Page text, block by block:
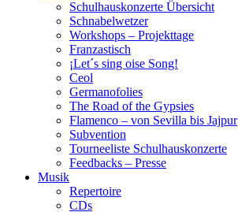
Schulhauskonzerte Übersicht
Schnabelwetzer
Workshops – Projekttage
Franzastisch
¡Let´s sing oise Song!
Ceol
Germanofolies
The Road of the Gypsies
Flamenco – von Sevilla bis Jajpur
Subvention
Tourneeliste Schulhauskonzerte
Feedbacks – Presse
Musik
Repertoire
CDs